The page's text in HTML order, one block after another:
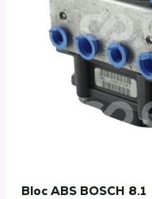
Bloc ABS BOSCH 8.1